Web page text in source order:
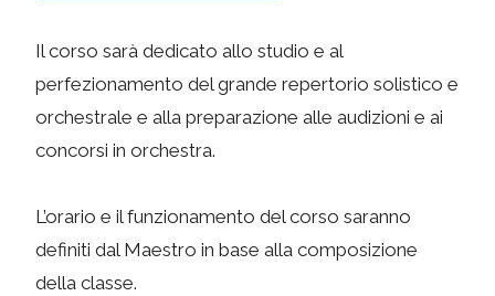
Il corso sarà dedicato allo studio e al
perfezionamento del grande repertorio solistico e
orchestrale e alla preparazione alle audizioni e ai
concorsi in orchestra.
L’orario e il funzionamento del corso saranno
definiti dal Maestro in base alla composizione
della classe.